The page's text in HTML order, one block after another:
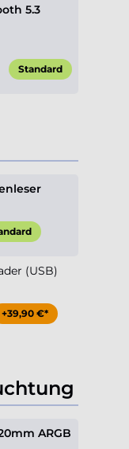
5.3
Standard
(USB)
+39,90 €*
ARGB